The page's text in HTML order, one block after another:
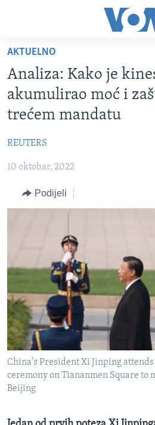
glavni
sadržaj
Pređi
na
glavnu
Idi
na
TV PROGRAM
VIDEO
FOTOGRAFIJE DANA
BOSNA I HERCEGOVINA
SVIJET
NAUKA I TEHNOLOGIJA
SPECIJALNI PROJEKTI
KORUPCIJA
SLOBODA MEDIJA
ŽENSKA STRANA
IZBJEGLIČKA STRANA
MAGAZIN
O GLASU AMERIKE
Learning English
PRATITE NAS
Jezici
AKTUELNO
Analiza: Kako je
akumulirao moć i
trećem mandatu
REUTERS
10 oktobar, 2022
Podijeli
China's President Xi Jinping
ceremony on Tiananmen Square to
Beijing